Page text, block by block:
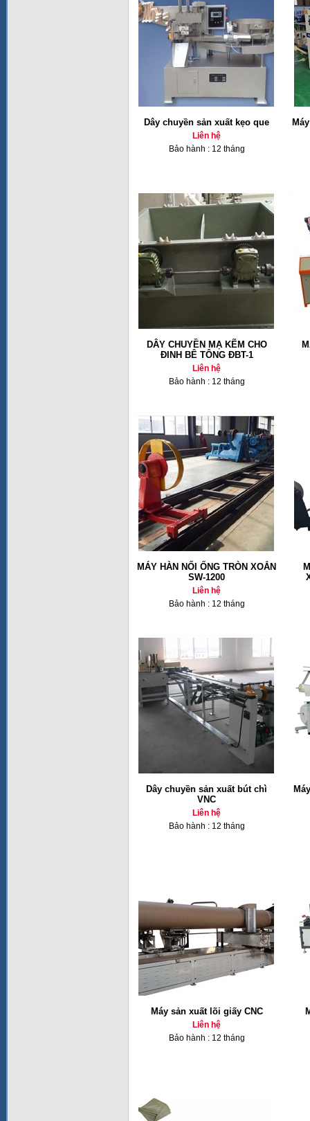
Dây chuyền sản xuất kẹo que
Liên hệ
Bảo hành : 12 tháng
DÂY CHUYỀN MẠ KẼM CHO
ĐINH BÊ TÔNG ĐBT-1
Liên hệ
Bảo hành : 12 tháng
MÁY HÀN NỐI ỐNG TRÒN XOẮN
SW-1200
Liên hệ
Bảo hành : 12 tháng
Dây chuyền sản xuất bút chì
VNC
Liên hệ
Bảo hành : 12 tháng
Máy sản xuất lõi giấy CNC
Liên hệ
Bảo hành : 12 tháng